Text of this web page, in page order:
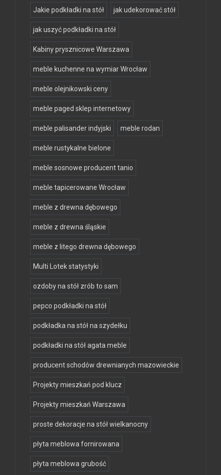
Jakie podkładki na stół jak udekorować stół
jak uszyć podkładki na stół
Kabiny prysznicowe Warszawa
meble kuchenne na wymiar Wrocław
meble olejnikowski ceny
meble paged sklep internetowy
meble palisander indyjski meble rodan
meble rustykalne bielone
meble sosnowe producent tanio
meble tapicerowane Wrocław
meble z drewna dębowego
meble z drewna śląskie
meble z litego drewna dębowego
Multi Lotek statystyki
ozdoby na stół zrób to sam
pepco podkładki na stół
podkładka na stół na szydełku
podkładki na stół agata meble
producent schodów drewnianych mazowieckie
Projekty mieszkań pod klucz
Projekty mieszkań Warszawa
proste dekoracje na stół wielkanocny
płyta meblowa fornirowana
płyta meblowa grubość